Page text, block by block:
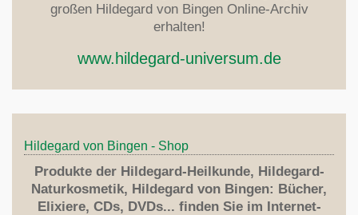
großen Hildegard von Bingen Online-Archiv
erhalten!
www.hildegard-universum.de
Hildegard von Bingen - Shop
Produkte der Hildegard-Heilkunde, Hildegard-
Naturkosmetik, Hildegard von Bingen: Bücher,
Elixiere, CDs, DVDs... finden Sie im Internet-